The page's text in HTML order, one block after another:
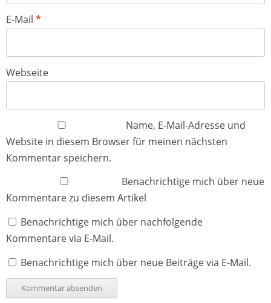
E-Mail *
Webseite
Name, E-Mail-Adresse und
Website in diesem Browser für meinen nächsten
Kommentar speichern.
Benachrichtige mich über neue
Kommentare zu diesem Artikel
Benachrichtige mich über nachfolgende
Kommentare via E-Mail.
Benachrichtige mich über neue Beiträge via E-Mail.